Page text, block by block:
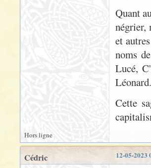
Quant
négrier,
et
noms
Lucé,
Léonard.
Cette
Hors ligne
12-05-2023
Cédric